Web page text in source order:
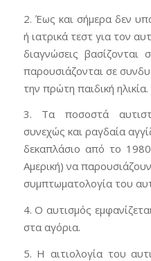
2. Έως και σήμερα δεν
ή ιατρικά τεστ για τον
διαγνώσεις βασίζονται
παρουσιάζονται σε
την πρώτη παιδική ηλικία.
3. Τα ποσοστά
συνεχώς και ραγδαία
δεκαπλάσιο από το
Αμερική) να
συμπτωματολογία του
4. Ο αυτισμός
στα αγόρια.
5. Η αιτιολογία του